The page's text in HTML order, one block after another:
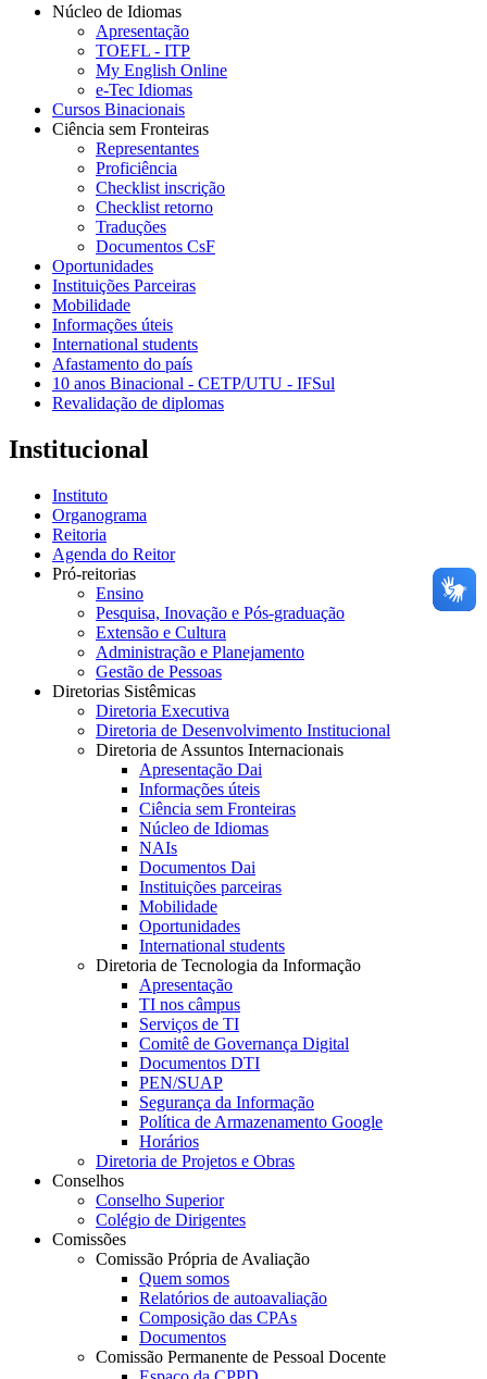
Núcleo de Idiomas
Apresentação
TOEFL - ITP
My English Online
e-Tec Idiomas
Cursos Binacionais
Ciência sem Fronteiras
Representantes
Proficiência
Checklist inscrição
Checklist retorno
Traduções
Documentos CsF
Oportunidades
Instituições Parceiras
Mobilidade
Informações úteis
International students
Afastamento do país
10 anos Binacional - CETP/UTU - IFSul
Revalidação de diplomas
Institucional
Instituto
Organograma
Reitoria
Agenda do Reitor
Pró-reitorias
Ensino
Pesquisa, Inovação e Pós-graduação
Extensão e Cultura
Administração e Planejamento
Gestão de Pessoas
Diretorias Sistêmicas
Diretoria Executiva
Diretoria de Desenvolvimento Institucional
Diretoria de Assuntos Internacionais
Apresentação Dai
Informações úteis
Ciência sem Fronteiras
Núcleo de Idiomas
NAIs
Documentos Dai
Instituições parceiras
Mobilidade
Oportunidades
International students
Diretoria de Tecnologia da Informação
Apresentação
TI nos câmpus
Serviços de TI
Comitê de Governança Digital
Documentos DTI
PEN/SUAP
Segurança da Informação
Política de Armazenamento Google
Horários
Diretoria de Projetos e Obras
Conselhos
Conselho Superior
Colégio de Dirigentes
Comissões
Comissão Própria de Avaliação
Quem somos
Relatórios de autoavaliação
Composição das CPAs
Documentos
Comissão Permanente de Pessoal Docente